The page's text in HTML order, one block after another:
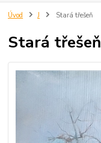
Úvod J Stará třešeň
Stará třešeň